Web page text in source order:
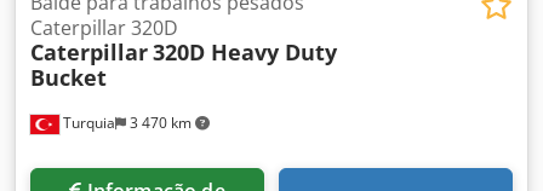
Turquia 3 470 km
Caterpillar 320D
Caterpillar320D Heavy Duty
Bucket